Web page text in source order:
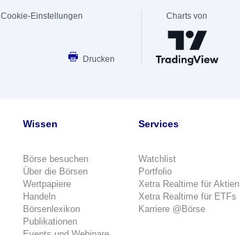
Cookie-Einstellungen
Drucken
Charts von
Wissen
Börse besuchen
Über die Börsen
Wertpapiere
Handeln
Börsenlexikon
Publikationen
Services
Watchlist
Portfolio
Xetra Realtime für Aktien
Xetra Realtime für ETFs
Karriere @Börse